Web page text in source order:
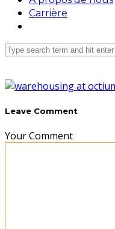
Carrière
Leave Comment
Your Comment